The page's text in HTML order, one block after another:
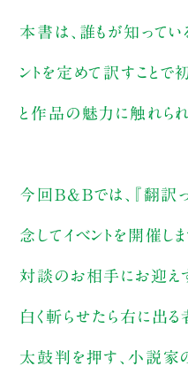
本書は、誰もが知ってい
ントを定めて訳すこと
と作品の魅力に触れられ
今回B&Bでは、『翻訳
念してイベントを開催しま
対談のお相手にお迎え
白く斬らせたら右に出る
太鼓判を押す、小説家